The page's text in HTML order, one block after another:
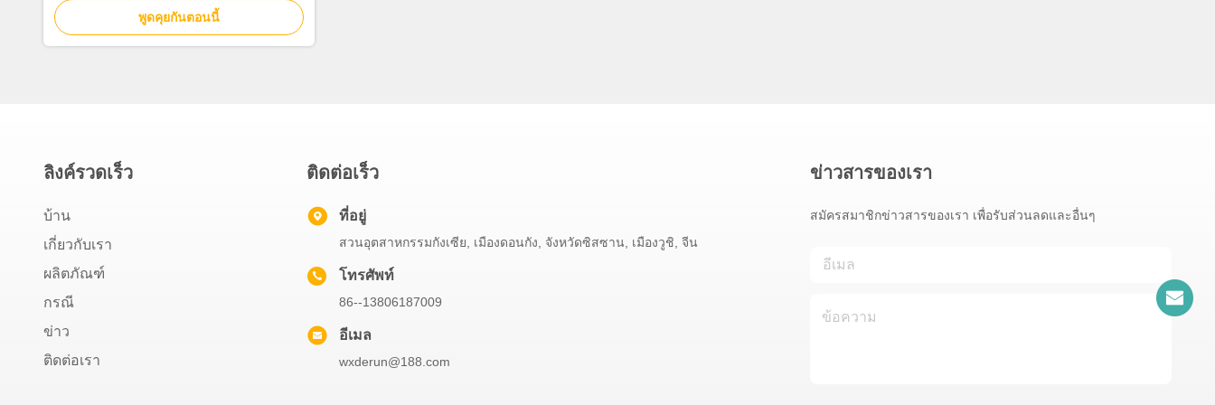
พูดคุยกันตอนนี้
ลิงค์รวดเร็ว
บ้าน
เกี่ยวกับเรา
ผลิตภัณฑ์
กรณี
ข่าว
ติดต่อเรา
ติดต่อเร็ว
ที่อยู่
สวนอุตสาหกรรมกังเซีย, เมืองดอนกัง, จังหวัดซิสซาน, เมืองวูชิ, จีน
โทรศัพท์
86--13806187009
อีเมล
wxderun@188.com
ข่าวสารของเรา
สมัครสมาชิกข่าวสารของเรา เพื่อรับส่วนลดและอื่นๆ